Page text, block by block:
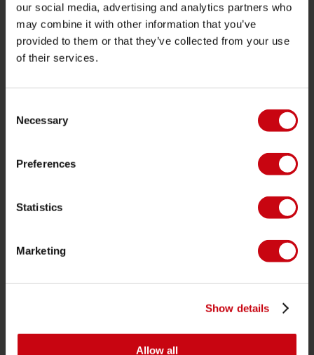
our social media, advertising and analytics partners who
may combine it with other information that you’ve
provided to them or that they’ve collected from your use
of their services.
Selection
Necessary
Preferences
Statistics
Marketing
Show details
Allow all
CATEGORIAS DE PRODUCTO
2026 Collection
Trajes de neopreno
Wake
Kneeboarding